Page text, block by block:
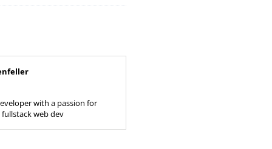
with a passion for
web dev